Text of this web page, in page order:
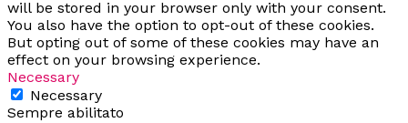
will be stored in your browser only with your consent.
You also have the option to opt-out of these cookies.
But opting out of some of these cookies may have an
effect on your browsing experience.
Necessary
Necessary
Sempre abilitato